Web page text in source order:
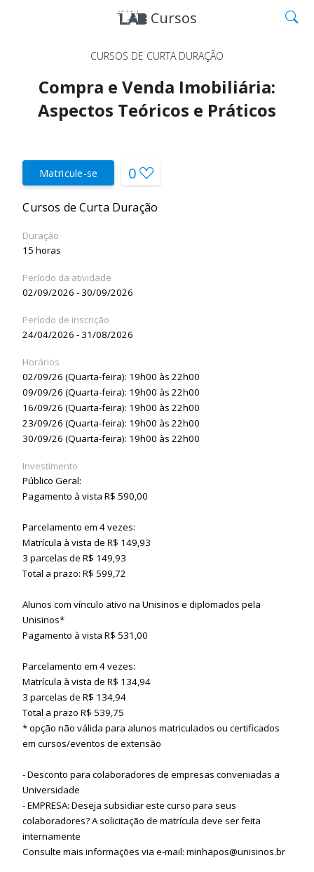
Cursos
CURSOS DE CURTA DURAÇÃO
Compra e Venda Imobiliária:
Aspectos Teóricos e Práticos
Matricule-se 0
Cursos de Curta Duração
Duração
15 horas
Período da atividade
02/09/2026 - 30/09/2026
Período de inscrição
24/04/2026 - 31/08/2026
Horários
02/09/26 (Quarta-feira): 19h00 às 22h00
09/09/26 (Quarta-feira): 19h00 às 22h00
16/09/26 (Quarta-feira): 19h00 às 22h00
23/09/26 (Quarta-feira): 19h00 às 22h00
30/09/26 (Quarta-feira): 19h00 às 22h00
Investimento
Público Geral:
Pagamento à vista R$ 590,00
Parcelamento em 4 vezes:
Matrícula à vista de R$ 149,93
3 parcelas de R$ 149,93
Total a prazo: R$ 599,72
Alunos com vínculo ativo na Unisinos e diplomados pela
Unisinos*
Pagamento à vista R$ 531,00
Parcelamento em 4 vezes:
Matrícula à vista de R$ 134,94
3 parcelas de R$ 134,94
Total a prazo R$ 539,75
* opção não válida para alunos matriculados ou certificados
em cursos/eventos de extensão
- Desconto para colaboradores de empresas conveniadas a
Universidade
- EMPRESA: Deseja subsidiar este curso para seus
colaboradores? A solicitação de matrícula deve ser feita
internamente
Consulte mais informações via e-mail: minhapos@unisinos.br